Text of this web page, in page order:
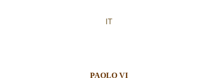
IT
PAOLO VI